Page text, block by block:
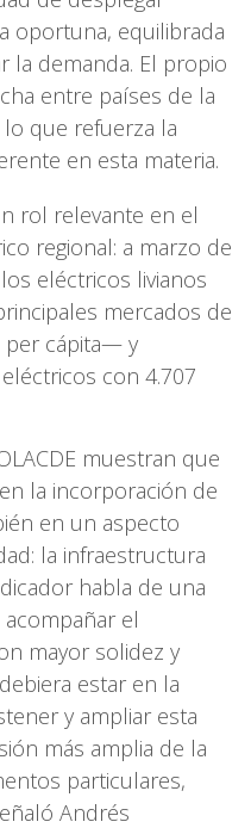
oportuna, equilibrada
la demanda. El propio
entre países de la
lo que refuerza la
en esta materia.
rol relevante en el
regional: a marzo de
eléctricos livianos
mercados de
per cápita— y
con 4.707
muestran que
la incorporación de
en un aspecto
la infraestructura
habla de una
el
mayor solidez y
estar en la
y ampliar esta
más amplia de la
particulares,
Andrés